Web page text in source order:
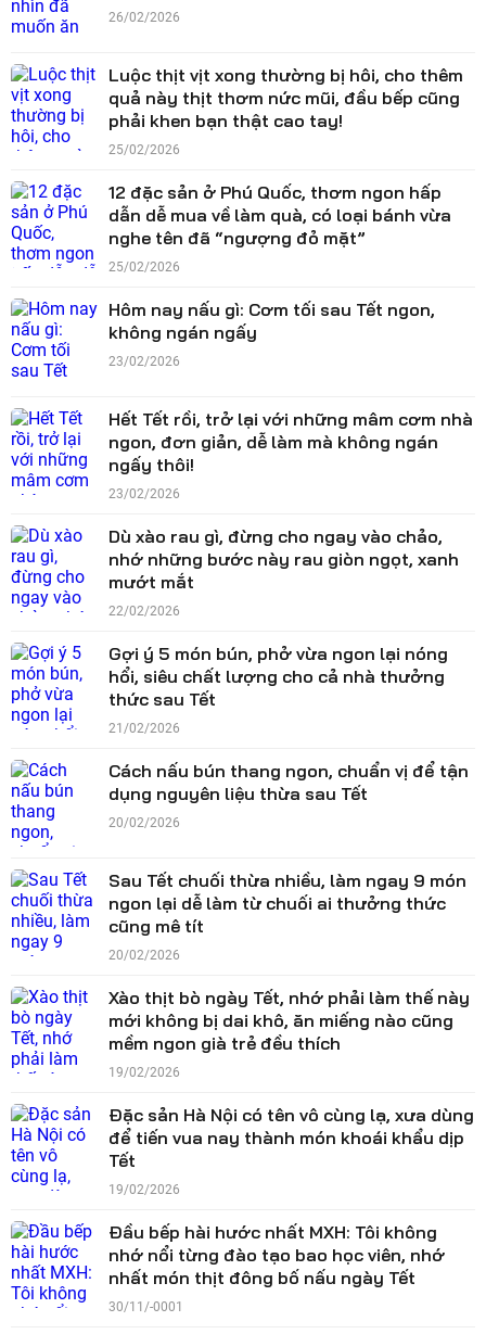
26/02/2026
Luộc thịt vịt xong thường bị hôi, cho thêm
quả này thịt thơm nức mũi, đầu bếp cũng
phải khen bạn thật cao tay!
25/02/2026
12 đặc sản ở Phú Quốc, thơm ngon hấp
dẫn dễ mua về làm quà, có loại bánh vừa
nghe tên đã “ngượng đỏ mặt”
25/02/2026
Hôm nay nấu gì: Cơm tối sau Tết ngon,
không ngán ngấy
23/02/2026
Hết Tết rồi, trở lại với những mâm cơm nhà
ngon, đơn giản, dễ làm mà không ngán
ngấy thôi!
23/02/2026
Dù xào rau gì, đừng cho ngay vào chảo,
nhớ những bước này rau giòn ngọt, xanh
mướt mắt
22/02/2026
Gợi ý 5 món bún, phở vừa ngon lại nóng
hổi, siêu chất lượng cho cả nhà thưởng
thức sau Tết
21/02/2026
Cách nấu bún thang ngon, chuẩn vị để tận
dụng nguyên liệu thừa sau Tết
20/02/2026
Sau Tết chuối thừa nhiều, làm ngay 9 món
ngon lại dễ làm từ chuối ai thưởng thức
cũng mê tít
20/02/2026
Xào thịt bò ngày Tết, nhớ phải làm thế này
mới không bị dai khô, ăn miếng nào cũng
mềm ngon già trẻ đều thích
19/02/2026
Đặc sản Hà Nội có tên vô cùng lạ, xưa dùng
để tiến vua nay thành món khoái khẩu dịp
Tết
19/02/2026
Đầu bếp hài hước nhất MXH: Tôi không
nhớ nổi từng đào tạo bao học viên, nhớ
nhất món thịt đông bố nấu ngày Tết
30/11/-0001